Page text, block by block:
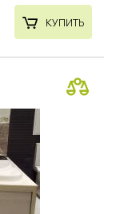
КУПИТЬ